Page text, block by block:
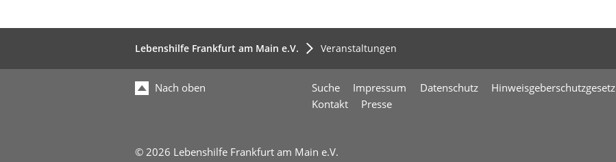
Lebenshilfe Frankfurt am Main e.V. Veranstaltungen
Nach oben Suche Impressum Datenschutz
Hinweisgeberschutzgesetz
Kontakt
Presse
© 2026 Lebenshilfe Frankfurt am Main e.V.